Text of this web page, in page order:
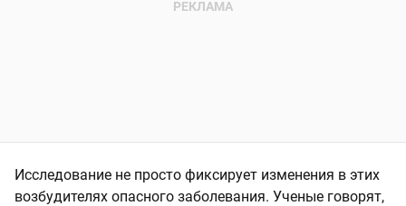
Исследование не просто фиксирует изменения в этих
возбудителях опасного заболевания. Ученые говорят,